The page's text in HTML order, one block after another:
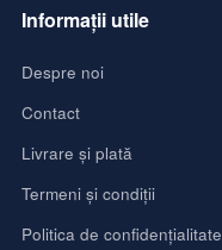
Informații utile
Despre noi
Contact
Livrare și plată
Termeni și condiții
Politica de confidențialitate